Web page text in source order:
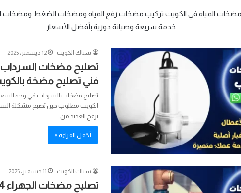
مضخات المياه في الكويت تركيب مضخات رفع المياه ومضخات الضغط ومضخات
خدمة سريعة وصيانة دورية بأفضل الأسعار
سباك الكويت 12 ديسمبر، 2025
فني تصليح مضخة
تصليح مضخات السرداب في وجه
الكويت مطلوب حين تصبح مشكلة
تزعج العديد من…
أكمل القراءة »
سباك الكويت 11 ديسمبر، 2025